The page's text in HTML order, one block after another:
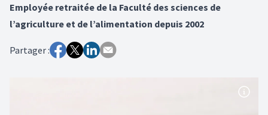
Employée retraitée de la Faculté des sciences de
l’agriculture et de l’alimentation depuis 2002
Partager :